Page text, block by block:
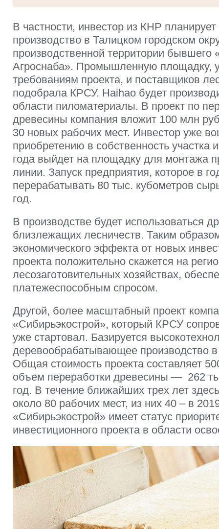
В частности, инвестор из КНР планирует
производство в Талицком городском
производственной территории бывшего
Агроснаба». Промышленную площадку,
требованиям проекта, и поставщиков
подобрала КРСУ. Haihao будет
области пиломатериалы. В проект по
древесины компания вложит 100 млн
30 новых рабочих мест. Инвестор уже
приобретению в собственность участка
года выйдет на площадку для монтажа
линии. Запуск предприятия, которое в
перерабатывать 80 тыс. кубометров
год.
В производстве будет использоваться
близлежащих лесничеств. Таким
экономического эффекта от новых
проекта положительно скажется на
лесозаготовительных хозяйствах,
платежеспособным спросом.
Другой, более масштабный проект
«Сибирьэкострой», который КРСУ
уже стартовал. Базируется
деревообрабатывающее производство
Общая стоимость проекта составляет
объем переработки древесины — 262
год. В течение ближайших трех лет
около 80 рабочих мест, из них 40 – в
«Сибирьэкострой» имеет статус
инвестиционного проекта в области